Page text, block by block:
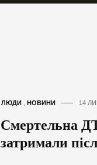
ЛЮДИ НОВИНИ 14
Смертельна
затримали